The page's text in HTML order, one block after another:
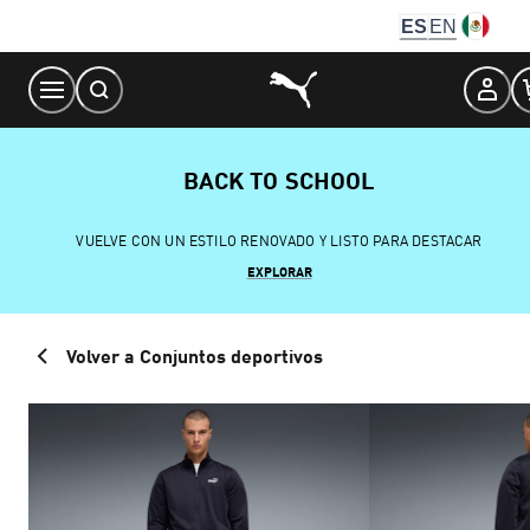
Content
ES EN
BACK TO SCHOOL
VUELVE CON UN ESTILO RENOVADO Y LISTO PARA DESTACAR
EXPLORAR
Volver a Conjuntos deportivos